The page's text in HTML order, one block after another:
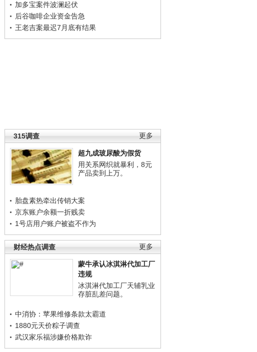
加多宝案件波澜起伏
后谷咖啡企业资金告急
王老吉案最迟7月底有结果
更多
315调查
超九成玻尿酸为假货
用关系网织就暴利，8元
产品卖到上万。
胎盘素热牵出传销大案
京东账户余额一折贱卖
1号店用户账户被盗不作为
更多
财经热点调查
蒙牛承认冰淇淋代加工厂
违规
冰淇淋代加工厂天辅乳业
存脏乱差问题。
中消协：苹果维修条款太霸道
1880元天价粽子调查
武汉家乐福涉嫌价格欺诈